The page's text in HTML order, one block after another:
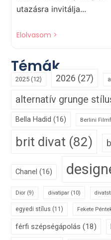
utazásra invitálja...
Elolvasom >
Témák
2025 (12) 2026 (27)
alternatív grunge
Bella Hadid (16) Berlini
brit divat (82)
Chanel (16)
Dior (9) divatipar (10)
egyedi stílus (11) Fekete
férfi szépségápolás (18)